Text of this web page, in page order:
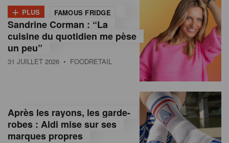
+ PLUS FAMOUS FRIDGE
Sandrine Corman : “La
cuisine du quotidien me pèse
un peu”
31 JUILLET 2026 • FOODRETAIL
Après les rayons, les garde-
robes : Aldi mise sur ses
marques propres